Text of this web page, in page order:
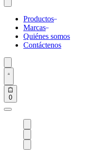
Productos
Marcas
Quiénes somos
Contáctenos
0